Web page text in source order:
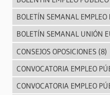
BOLETÍN SEMANAL EMPLEO
BOLETÍN SEMANAL UNIÓN
CONSEJOS OPOSICIONES(8)
CONVOCATORIA EMPLEO
CONVOCATORIA EMPLEO